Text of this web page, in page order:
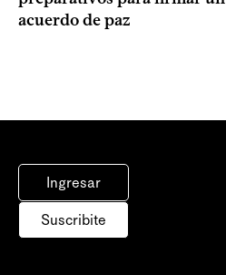
acuerdo de paz
Ingresar
Suscribite